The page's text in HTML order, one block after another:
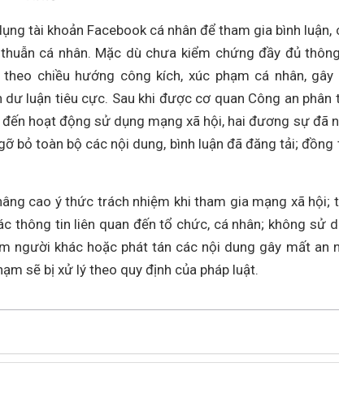
tài khoản Facebook cá nhân để tham gia bình luận,
cá nhân. Mặc dù chưa kiểm chứng đầy đủ
chiều hướng công kích, xúc phạm cá nhân, gây
luận tiêu cực. Sau khi được cơ quan Công an phân
hoạt động sử dụng mạng xã hội, hai đương sự đã
bỏ toàn bộ các nội dung, bình luận đã đăng tải; đồng
cao ý thức trách nhiệm khi tham gia mạng xã hội;
thông tin liên quan đến tổ chức, cá nhân; không sử
người khác hoặc phát tán các nội dung gây mất an
sẽ bị xử lý theo quy định của pháp luật.